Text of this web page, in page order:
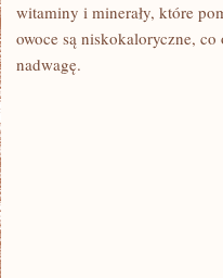
witaminy i minerały, które
owoce są niskokaloryczne,
nadwagę.